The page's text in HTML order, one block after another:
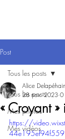
Post
Tous les posts
Mes photos
Mes vidéos
Tous les posts
« Croyant »
Alice
28 nov. 2023 0
https://